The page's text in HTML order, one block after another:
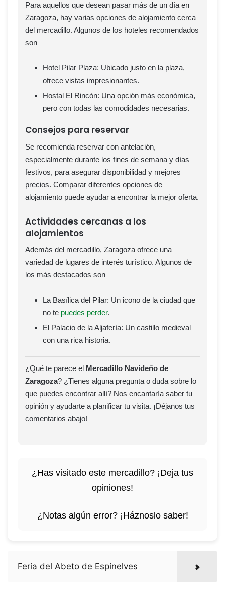
Para aquellos que desean pasar más de un día en
Zaragoza, hay varias opciones de alojamiento cerca
del mercadillo. Algunos de los hoteles recomendados
son
Hotel Pilar Plaza: Ubicado justo en la plaza,
ofrece vistas impresionantes.
Hostal El Rincón: Una opción más económica,
pero con todas las comodidades necesarias.
Consejos para reservar
Se recomienda reservar con antelación,
especialmente durante los fines de semana y días
festivos, para asegurar disponibilidad y mejores
precios. Comparar diferentes opciones de
alojamiento puede ayudar a encontrar la mejor oferta.
Actividades cercanas a los
alojamientos
Además del mercadillo, Zaragoza ofrece una
variedad de lugares de interés turístico. Algunos de
los más destacados son
La Basílica del Pilar: Un icono de la ciudad que
no te puedes perder.
El Palacio de la Aljafería: Un castillo medieval
con una rica historia.
¿Qué te parece el Mercadillo Navideño de
Zaragoza? ¿Tienes alguna pregunta o duda sobre lo
que puedes encontrar allí? Nos encantaría saber tu
opinión y ayudarte a planificar tu visita. ¡Déjanos tus
comentarios abajo!
¿Has visitado este mercadillo? ¡Deja tus
opiniones!
¿Notas algún error? ¡Háznoslo saber!
Feria del Abeto de Espinelves